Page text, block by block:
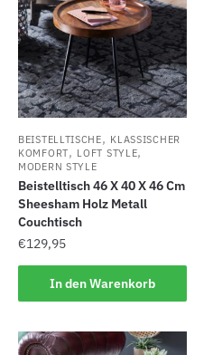
BEISTELLTISCHE, KLASSISCHER
KOMFORT, LOFT STYLE,
MODERN STYLE
Beistelltisch 46 X 40 X 46 Cm
Sheesham Holz Metall
Couchtisch
€129,95
In den Warenkorb